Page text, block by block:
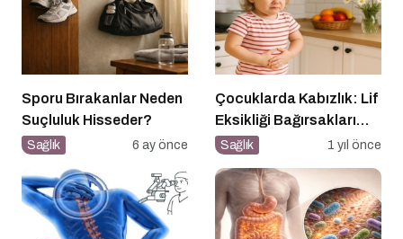
Sporu Bırakanlar Neden
Suçluluk Hisseder?
Sağlık 6 ay önce
Çocuklarda Kabızlık: Lif
Eksikliği Bağırsakları
Nasıl Yavaşlatır?
Sağlık 1 yıl önce